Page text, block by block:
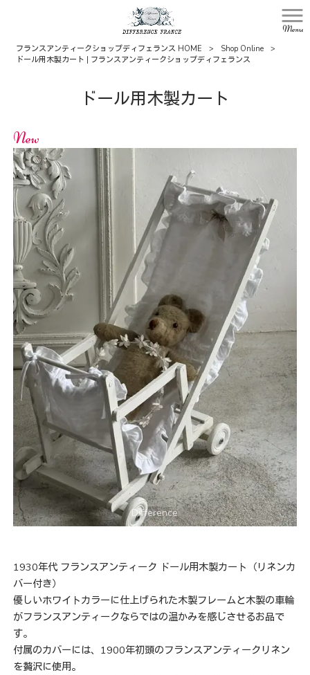
Menu
フランスアンティークショップディフェランス HOME > Shop Online
>
ドール用木製カート | フランスアンティークショップディフェランス
ドール用木製カート
New
1930年代 フランスアンティーク ドール用木製カート（リネンカ
バー付き）
優しいホワイトカラーに仕上げられた木製フレームと木製の車輪
がフランスアンティークならではの温かみを感じさせるお品で
す。
付属のカバーには、1900年初頭のフランスアンティークリネン
を贅沢に使用。